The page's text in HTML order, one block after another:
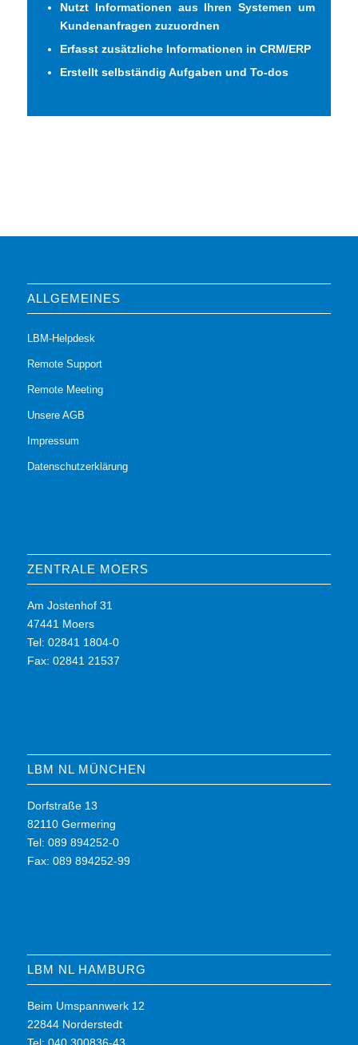
Nutzt Informationen aus Ihren Systemen um
Kundenanfragen zuzuordnen
Erfasst zusätzliche Informationen in CRM/ERP
Erstellt selbständig Aufgaben und To-dos
ALLGEMEINES
LBM-Helpdesk
Remote Support
Remote Meeting
Unsere AGB
Impressum
Datenschutzerklärung
ZENTRALE MOERS
Am Jostenhof 31
47441 Moers
Tel: 02841 1804-0
Fax: 02841 21537
LBM NL MÜNCHEN
Dorfstraße 13
82110 Germering
Tel: 089 894252-0
Fax: 089 894252-99
LBM NL HAMBURG
Beim Umspannwerk 12
22844 Norderstedt